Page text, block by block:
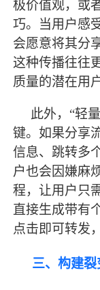
极价值观，或
巧。当用户感
会愿意将其分
这种传播往往
质量的潜在用户
此外， “轻
键。如果分享
信息、跳转多
户也会因嫌麻
程，让用户只
直接生成带有
点击即可转发
三、构建